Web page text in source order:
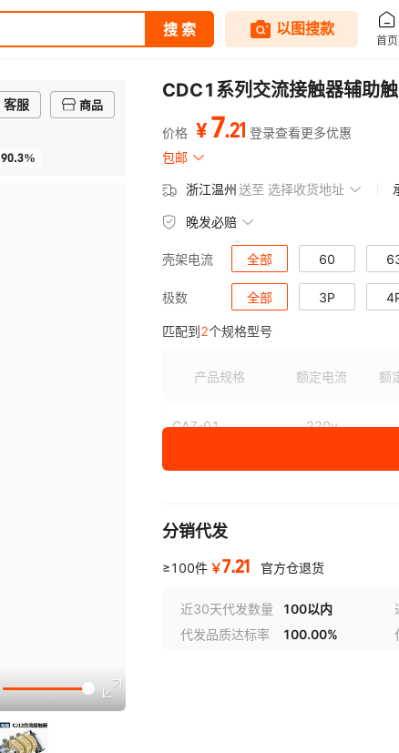
客服
商品
90.3%
CDC1系列交流接触器辅助
价格 ¥7.21 登录查看更多优惠
包邮
浙江温州送至 选择收货地址
晚发必赔
壳架电流 全部 60
极数 全部 3P
匹配到2个规格型号
产品规格 额定电流 额
CA7-01 220v
CA7-10(一常开) 220v
分销代发
≥100件 ￥7.21 官方仓退货
近30天代发数量 100以内
代发品质达标率
100.00%